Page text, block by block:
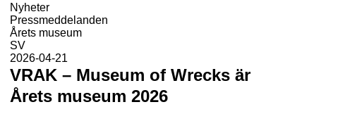
Nyheter
Pressmeddelanden
Årets museum
SV
2026-04-21
VRAK – Museum of Wrecks är
Årets museum 2026